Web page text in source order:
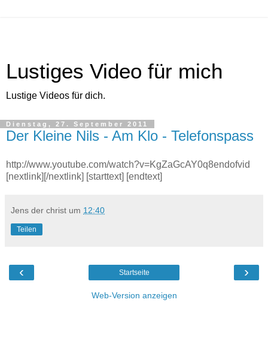
Lustiges Video für mich
Lustige Videos für dich.
Dienstag, 27. September 2011
Der Kleine Nils - Am Klo - Telefonspass
http://www.youtube.com/watch?v=KgZaGcAY0q8endofvid
[nextlink][/nextlink] [starttext] [endtext]
Jens der christ um 12:40
Teilen
‹ ›
Startseite
Web-Version anzeigen